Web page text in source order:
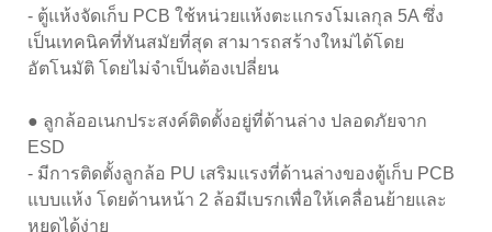
- ตู้แห้งจัดเก็บ PCB ใช้หน่วยแห้งตะแกรงโมเลกุล 5A ซึ่ง
เป็นเทคนิคที่ทันสมัยที่สุด สามารถสร้างใหม่ได้โดย
อัตโนมัติ โดยไม่จำเป็นต้องเปลี่ยน
● ลูกล้ออเนกประสงค์ติดตั้งอยู่ที่ด้านล่าง ปลอดภัยจาก
ESD
- มีการติดตั้งลูกล้อ PU เสริมแรงที่ด้านล่างของตู้เก็บ PCB
แบบแห้ง โดยด้านหน้า 2 ล้อมีเบรกเพื่อให้เคลื่อนย้ายและ
หยุดได้ง่าย